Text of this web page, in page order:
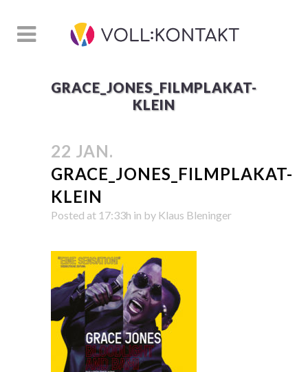
GRACE_JONES_FILMPLAKAT-
KLEIN
22 JAN.
GRACE_JONES_FILMPLAKAT-
KLEIN
Posted at 17:33h in by Klaus Bleninger